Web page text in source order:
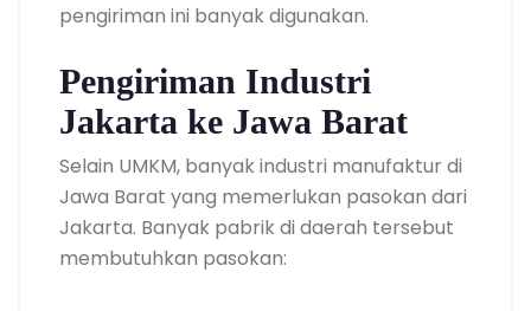
pengiriman ini banyak digunakan.
Pengiriman Industri
Jakarta ke Jawa Barat
Selain UMKM, banyak industri manufaktur di
Jawa Barat yang memerlukan pasokan dari
Jakarta. Banyak pabrik di daerah tersebut
membutuhkan pasokan: